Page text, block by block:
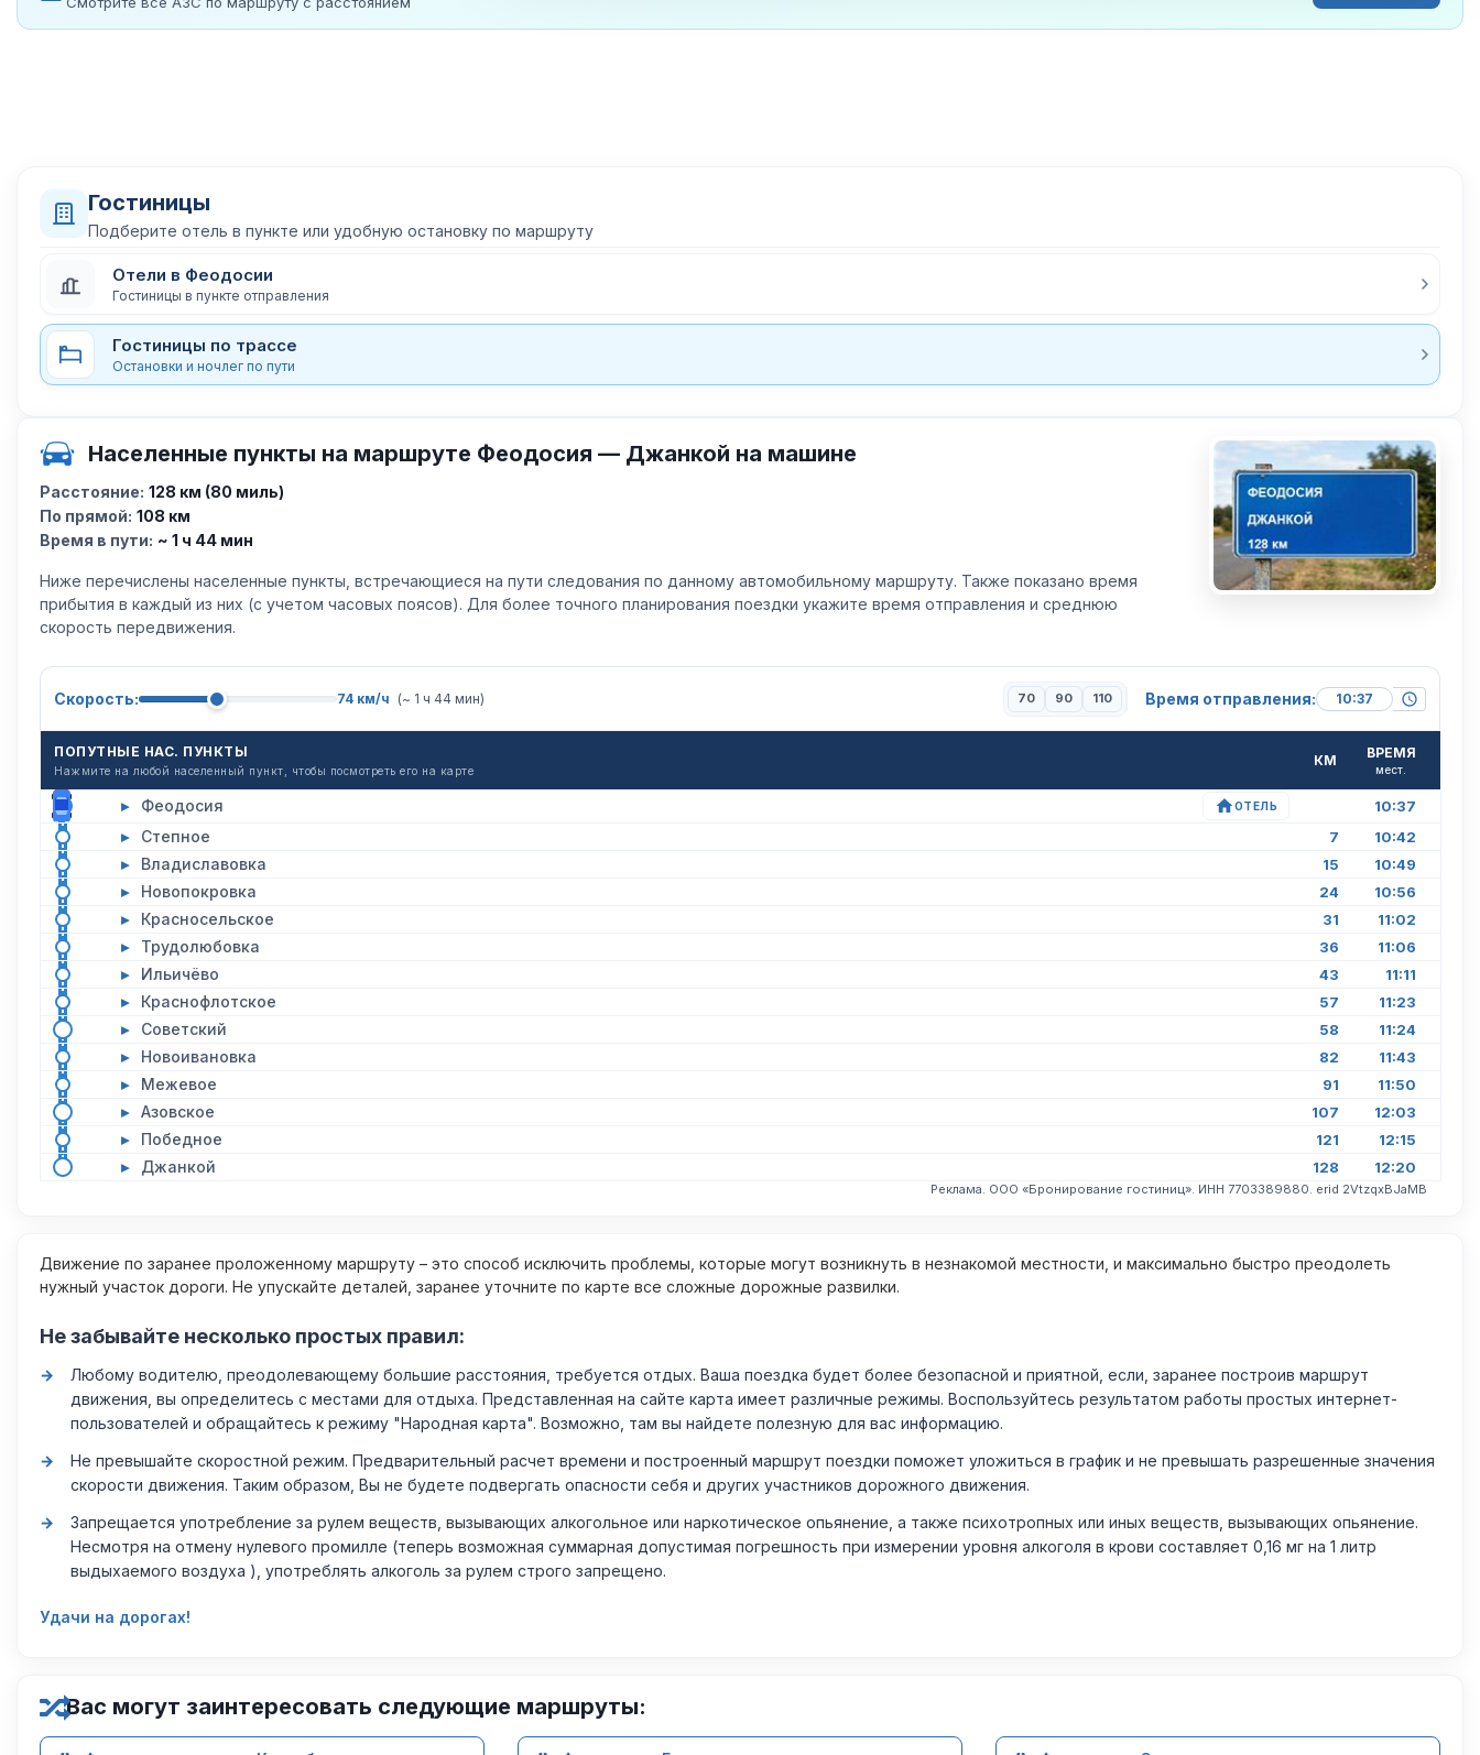
Гостиницы
Подберите отель в пункте или удобную остановку по маршруту
Отели в Феодосии
Гостиницы в пункте отправления
Гостиницы по трассе
Остановки и ночлег по пути
Населенные пункты на маршруте Феодосия — Джанкой на машине
Расстояние: 128 км (80 миль)
По прямой: 108 км
Время в пути: ~ 1 ч 44 мин
Ниже перечислены населенные пункты, встречающиеся на пути следования по данному автомобильному маршруту. Также показано время
прибытия в каждый из них (с учетом часовых поясов). Для более точного планирования поездки укажите время отправления и среднюю
скорость передвижения.
Скорость: 74 км/ч (~ 1 ч 44 мин) 70 90 110 Время отправления:
ПОПУТНЫЕ НАС. ПУНКТЫ
Нажмите на любой населенный пункт, чтобы посмотреть его на карте
КМ ВРЕМЯ
мест.
▸ Феодосия ОТЕЛЬ 10:37
▸ Степное 7 10:42
▸ Владиславовка 15 10:49
▸ Новопокровка 24 10:56
▸ Красносельское 31 11:02
▸ Трудолюбовка 36 11:06
▸ Ильичёво 43 11:11
▸ Краснофлотское 57 11:23
▸ Советский 58 11:24
▸ Новоивановка 82 11:43
▸ Межевое 91 11:50
▸ Азовское 107 12:03
▸ Победное 121 12:15
▸ Джанкой 128 12:20
Реклама. ООО «Бронирование гостиниц». ИНН 7703389880. erid 2VtzqxBJaMB
Движение по заранее проложенному маршруту – это способ исключить проблемы, которые могут возникнуть в незнакомой местности, и максимально быстро преодолеть
нужный участок дороги. Не упускайте деталей, заранее уточните по карте все сложные дорожные развилки.
Не забывайте несколько простых правил:
Любому водителю, преодолевающему большие расстояния, требуется отдых. Ваша поездка будет более безопасной и приятной, если, заранее построив маршрут
движения, вы определитесь с местами для отдыха. Представленная на сайте карта имеет различные режимы. Воспользуйтесь результатом работы простых интернет-
пользователей и обращайтесь к режиму "Народная карта". Возможно, там вы найдете полезную для вас информацию.
Не превышайте скоростной режим. Предварительный расчет времени и построенный маршрут поездки поможет уложиться в график и не превышать разрешенные значения
скорости движения. Таким образом, Вы не будете подвергать опасности себя и других участников дорожного движения.
Запрещается употребление за рулем веществ, вызывающих алкогольное или наркотическое опьянение, а также психотропных или иных веществ, вызывающих опьянение.
Несмотря на отмену нулевого промилле (теперь возможная суммарная допустимая погрешность при измерении уровня алкоголя в крови составляет 0,16 мг на 1 литр
выдыхаемого воздуха ), употреблять алкоголь за рулем строго запрещено.
Удачи на дорогах!
Вас могут заинтересовать следующие маршруты: